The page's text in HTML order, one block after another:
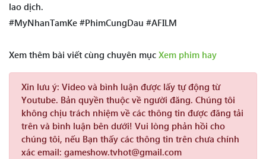
lao dịch.
#MyNhanTamKe #PhimCungDau #AFILM
Xem thêm bài viết cùng chuyên mục Xem phim hay
Xin lưu ý: Video và bình luận được lấy tự động từ
Youtube. Bản quyền thuộc về người đăng. Chúng tôi
không chịu trách nhiệm về các thông tin được đăng tải
trên và bình luận bên dưới! Vui lòng phản hồi cho
chúng tôi, nếu Bạn thấy các thông tin trên chưa chính
xác email: gameshow.tvhot@gmail.com